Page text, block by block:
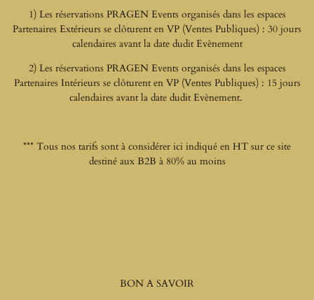
1) Les réservations PRAGEN Events organisés dans les espaces
Partenaires Extérieurs se clôturent en VP (Ventes Publiques) : 30 jours
calendaires avant la date dudit Evènement
2) Les réservations PRAGEN Events organisés dans les espaces
Partenaires Intérieurs se clôturent en VP (Ventes Publiques) : 15 jours
calendaires avant la date dudit Evènement.
*** Tous nos tarifs sont à considérer ici indiqué en HT sur ce site
destiné aux B2B à 80% au moins
BON A SAVOIR